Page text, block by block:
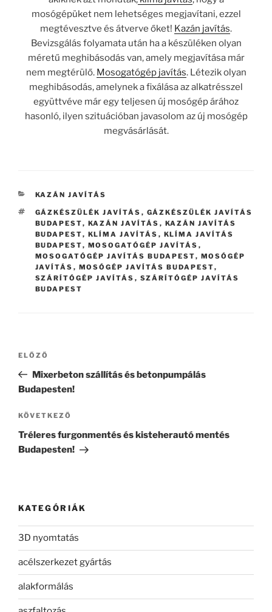
mosógépüket nem lehetséges megjavítani, ezzel
megtévesztve és átverve őket! Kazán javítás.
Bevizsgálás folyamata után ha a készüléken olyan
méretű meghibásodás van, amely megjavítása már
nem megtérülő. Mosogatógép javítás. Létezik olyan
meghibásodás, amelynek a fixálása az alkatrésszel
együttvéve már egy teljesen új mosógép árához
hasonló, ilyen szituációban javasolom az új mosógép
megvásárlását.
KATEGÓRIÁK
KAZÁN JAVÍTÁS
CÍMKÉK
GÁZKÉSZÜLÉK JAVÍTÁS , GÁZKÉSZÜLÉK JAVÍTÁS
BUDAPEST, KAZÁN JAVÍTÁS , KAZÁN JAVÍTÁS
BUDAPEST, KLÍMA JAVÍTÁS , KLÍMA JAVÍTÁS
BUDAPEST, MOSOGATÓGÉP JAVÍTÁS ,
MOSOGATÓGÉP JAVÍTÁS BUDAPEST, MOSÓGÉP
JAVÍTÁS , MOSÓGÉP JAVÍTÁS BUDAPEST,
SZÁRÍTÓGÉP JAVÍTÁS , SZÁRÍTÓGÉP JAVÍTÁS
BUDAPEST
Bejegyzés
Korábbi
bejegyzés
ELŐZŐ
Mixerbeton szállítás és betonpumpálás
Budapesten!
Következő
bejegyzés
KÖVETKEZŐ
Tréleres furgonmentés és kisteherautó mentés
Budapesten!
KATEGÓRIÁK
3D nyomtatás
acélszerkezet gyártás
alakformálás